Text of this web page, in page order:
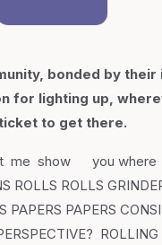
bonded by
for lighting up,
to get there.
me show you
ROLLS ROLLS
PAPERS PAPERS
ROLLING